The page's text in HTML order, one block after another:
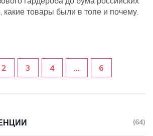
какие товары были в топе и почему.
2 3 4 … 6
(64)